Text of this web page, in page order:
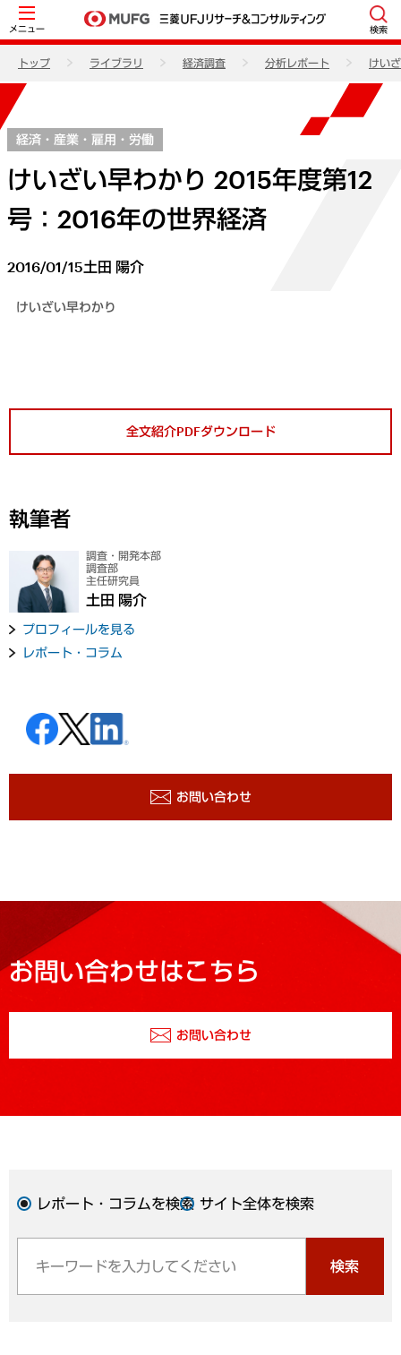
メニュー 検索
トップ ライブラリ 経済調査 分析レポート けい
経済・産業・雇用・労働
けいざい早わかり 2015年度第12
号：2016年の世界経済
2016/01/15土田 陽介
けいざい早わかり
全文紹介PDFダウンロード
執筆者
調査・開発本部
調査部
主任研究員
土田 陽介
プロフィールを見る
レポート・コラム
お問い合わせ
お問い合わせはこちら
お問い合わせ
レポート・コラムを検索 サイト全体を検索
検索